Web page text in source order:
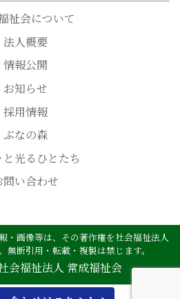
祉会について
法人概要
情報公開
お知らせ
採用情報
ぶなの森
と光るひとたち
問い合わせ
・画像等は、その著作権を社会福祉法人
無断引用・転載・複製は禁じます。
福祉法人 常成福祉会